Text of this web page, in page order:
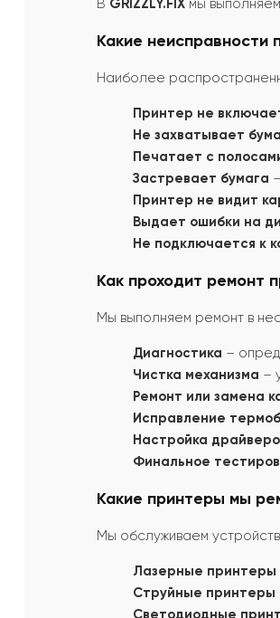
В GRIZZLY.FIX мы
Какие неисправности
Наиболее
Принтер не
Не захватывает
Печатает с
Застревает бумага
Принтер не видит
Выдает ошибки на
Не подключается к
Как проходит ремонт
Мы выполняем ремонт в
Диагностика –
Чистка механизма –
Ремонт или замена
Исправление
Настройка
Финальное
Какие принтеры мы
Мы обслуживаем
Лазерные принтеры
Струйные принтеры
Светодиодные